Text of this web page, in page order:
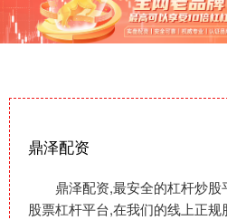
鼎泽配资
鼎泽配资,最安全的杠杆炒
股票杠杆平台,在我们的线上正